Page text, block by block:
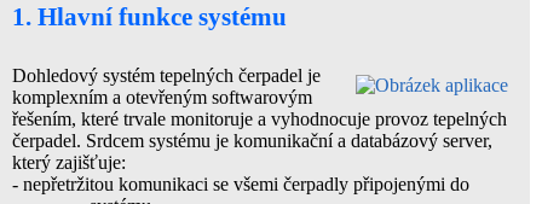
1. Hlavní funkce systému
Dohledový systém tepelných čerpadel je
komplexním a otevřeným softwarovým
řešením, které trvale monitoruje a vyhodnocuje provoz tepelných
čerpadel. Srdcem systému je komunikační a databázový server,
který zajišťuje:
- nepřetržitou komunikaci se všemi čerpadly připojenými do